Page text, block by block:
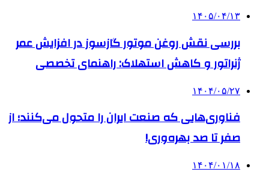
۱۴۰۵/۰۴/۱۳
بررسی نقش روغن موتور گازسوز در افزایش عمر
ژنراتور و کاهش استهلاک: راهنمای تخصصی
۱۴۰۴/۰۵/۲۷
فناوری‌هایی که صنعت ایران را متحول می‌کنند؛ از
صفر تا صد بهره‌وری!
۱۴۰۴/۰۱/۱۸